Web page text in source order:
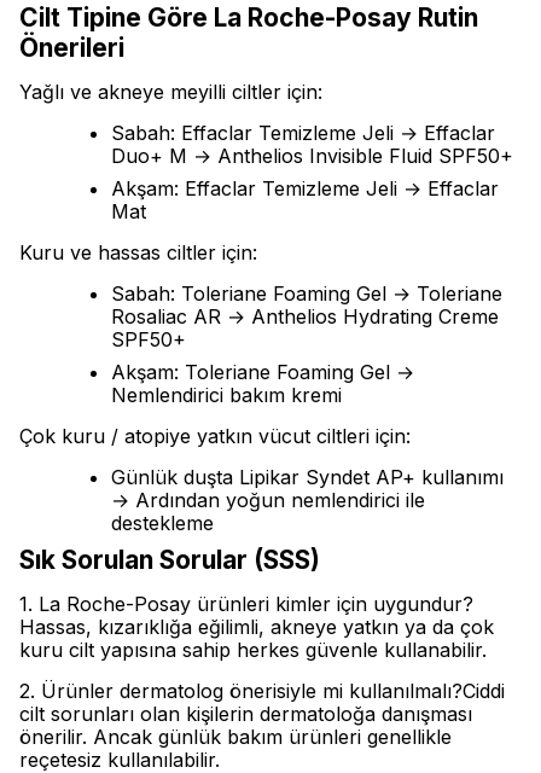
Cilt Tipine Göre La Roche-Posay Rutin
Önerileri
Yağlı ve akneye meyilli ciltler için:
Sabah: Effaclar Temizleme Jeli → Effaclar
Duo+ M → Anthelios Invisible Fluid SPF50+
Akşam: Effaclar Temizleme Jeli → Effaclar
Mat
Kuru ve hassas ciltler için:
Sabah: Toleriane Foaming Gel → Toleriane
Rosaliac AR → Anthelios Hydrating Creme
SPF50+
Akşam: Toleriane Foaming Gel →
Nemlendirici bakım kremi
Çok kuru / atopiye yatkın vücut ciltleri için:
Günlük duşta Lipikar Syndet AP+ kullanımı
→ Ardından yoğun nemlendirici ile
destekleme
Sık Sorulan Sorular (SSS)
1. La Roche-Posay ürünleri kimler için uygundur?
Hassas, kızarıklığa eğilimli, akneye yatkın ya da çok
kuru cilt yapısına sahip herkes güvenle kullanabilir.
2. Ürünler dermatolog önerisiyle mi kullanılmalı?Ciddi
cilt sorunları olan kişilerin dermatoloğa danışması
önerilir. Ancak günlük bakım ürünleri genellikle
reçetesiz kullanılabilir.